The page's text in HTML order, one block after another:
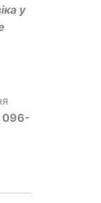
у
096-